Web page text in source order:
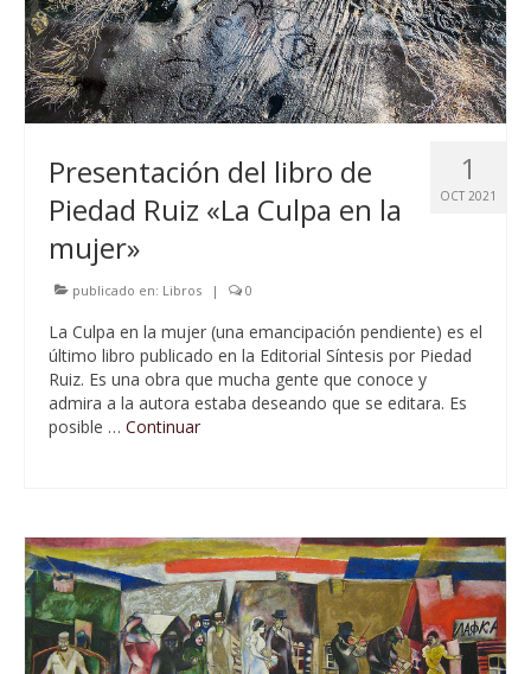
1
OCT 2021
Presentación del libro de
Piedad Ruiz «La Culpa en la
mujer»
publicado en: Libros | 0
La Culpa en la mujer (una emancipación pendiente) es el
último libro publicado en la Editorial Síntesis por Piedad
Ruiz. Es una obra que mucha gente que conoce y
admira a la autora estaba deseando que se editara. Es
posible … Continuar